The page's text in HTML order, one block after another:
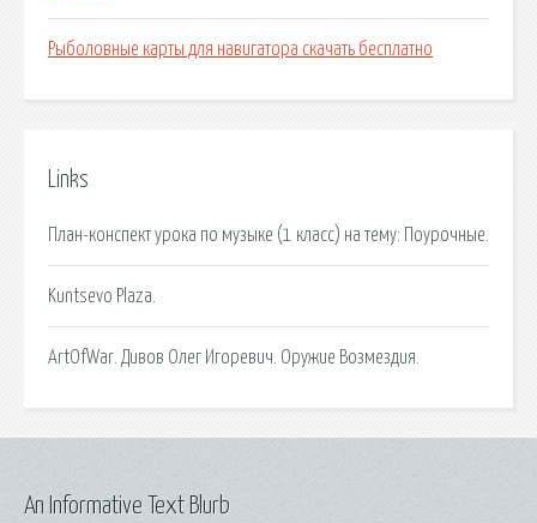
Рыболовные карты для навигатора скачать бесплатно
Links
План-конспект урока по музыке (1 класс) на тему: Поурочные.
Kuntsevo Plaza.
ArtOfWar. Дивов Олег Игоревич. Оружие Возмездия.
An Informative Text Blurb